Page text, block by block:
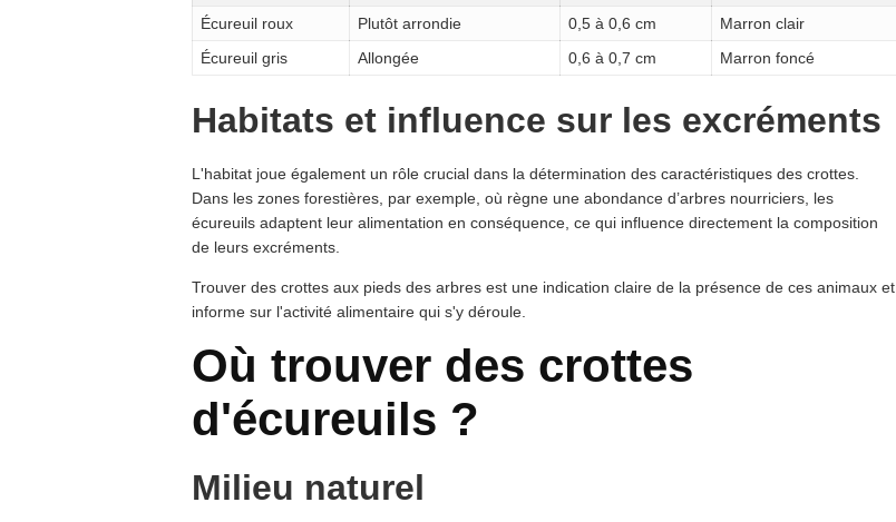
Écureuil roux
Plutôt arrondie 0,5 à 0,6 cm
Marron clair
Écureuil gris
Allongée 0,6 à 0,7 cm Marron foncé
Habitats et influence sur les excréments
L'habitat joue également un rôle crucial dans la détermination des caractéristiques des crottes.
Dans les zones forestières, par exemple, où règne une abondance d’arbres nourriciers, les
écureuils adaptent leur alimentation en conséquence, ce qui influence directement la composition
de leurs excréments.
Trouver des crottes aux pieds des arbres est une indication claire de la présence de ces animaux et
informe sur l'activité alimentaire qui s'y déroule.
Où trouver des crottes
d'écureuils ?
Milieu naturel